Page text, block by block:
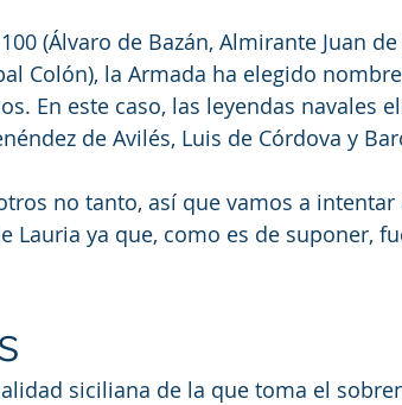
(Álvaro de Bazán, Almirante Juan
Colón), la Armada ha elegido
En este caso, las leyendas navales
de Avilés, Luis de Córdova y
no tanto, así que vamos a
Lauria ya que, como es de suponer,
siciliana de la que toma el